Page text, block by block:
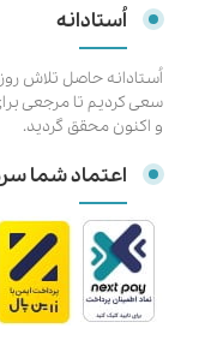
اُستادانه
اُستادانه حاصل تلاش
سعی کردیم تا مرجعی
و اکنون محقق گردید.
اعتماد شما